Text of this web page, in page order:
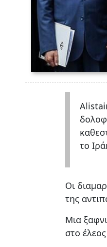
το
Οι
της
Μια
στο